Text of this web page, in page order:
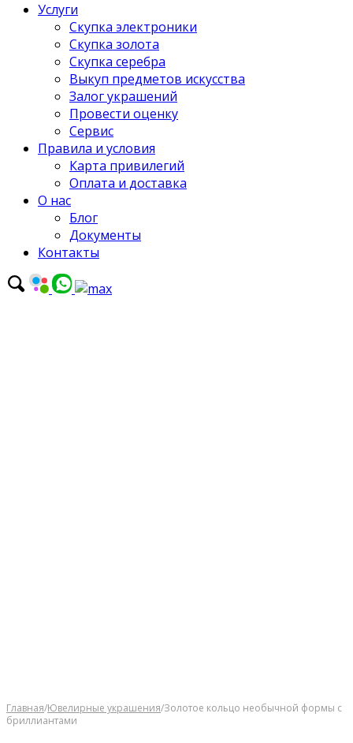
Услуги
Скупка электроники
Скупка золота
Скупка серебра
Выкуп предметов искусства
Залог украшений
Провести оценку
Сервис
Правила и условия
Карта привилегий
Оплата и доставка
О нас
Блог
Документы
Контакты
Главная/Ювелирные украшения/Золотое кольцо необычной формы с
бриллиантами